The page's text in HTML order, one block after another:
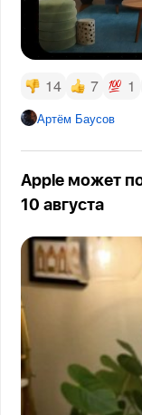
14 7 1
Артём Баусов
Apple может
10 августа